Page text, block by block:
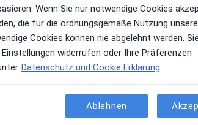
ZOO.
Wenn Sie nur notwendige Cookies
die für die ordnungsgemäße Nutzung
Cookies können nie abgelehnt werden.
widerrufen oder Ihre Präferenzen
Datenschutz und Cookie Erklärung
Ablehnen